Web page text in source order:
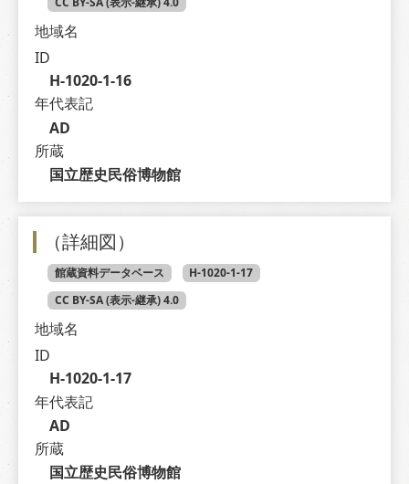
地域名
ID
H-1020-1-16
年代表記
AD
所蔵
国立歴史民俗博物館
（詳細図）
館蔵資料データベース
H-1020-1-17
CC BY-SA (表示-継承) 4.0
地域名
ID
H-1020-1-17
年代表記
AD
所蔵
国立歴史民俗博物館